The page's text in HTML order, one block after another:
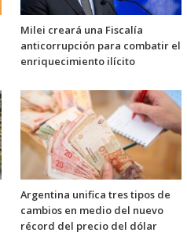
Milei creará una Fiscalía
anticorrupción para combatir el
enriquecimiento ilícito
Argentina unifica tres tipos de
cambios en medio del nuevo
récord del precio del dólar